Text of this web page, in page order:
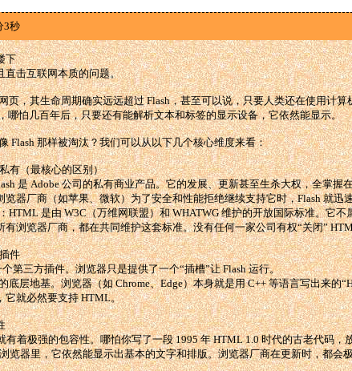
3秒
下
直击互联网本质的问题。
页，其生命周期确实远远超过 Flash，甚至可以说，只要人类还在使用计
哪怕几百年后，只要还有能解析文本和标签的显示设备，它依然能显示。
Flash 那样被淘汰？我们可以从以下几个核心维度来看：
有（最核心的区别）
是 Adobe 公司的私有商业产品。它的发展、更新甚至生杀大权，全掌握
览器厂商（如苹果、微软）为了安全和性能拒绝继续支持它时，Flash 就迅
是由 W3C（万维网联盟）和 WHATWG 维护的开放国际标准。它不
有浏览器厂商，都在共同维护这套标准。没有任何一家公司有权“关闭”
件
第三方插件。浏览器只是提供了一个“插槽”让 Flash 运行。
层地基。浏览器（如 Chrome、Edge）本身就是用 C++ 等语言写出来的
它就必然要支持 HTML。
有着极强的包容性。哪怕你写了一段 1995 年 HTML 1.0 时代的古老代码，
浏览器里，它依然能显示出基本的文字和排版。浏览器厂商在更新时，都会